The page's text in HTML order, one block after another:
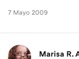
7 Mayo 2009
Marisa R.